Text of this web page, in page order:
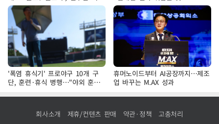
니
'폭염 휴식기' 프로야구 10개 구
단, 훈련·휴식 병행…"야외 훈련
해도 안전 최우선"
휴머노이드부터 AI공장까지…제조
업 바꾸는 M.AX 성과
회사소개 제휴/컨텐츠 판매 약관·정책 고충처리